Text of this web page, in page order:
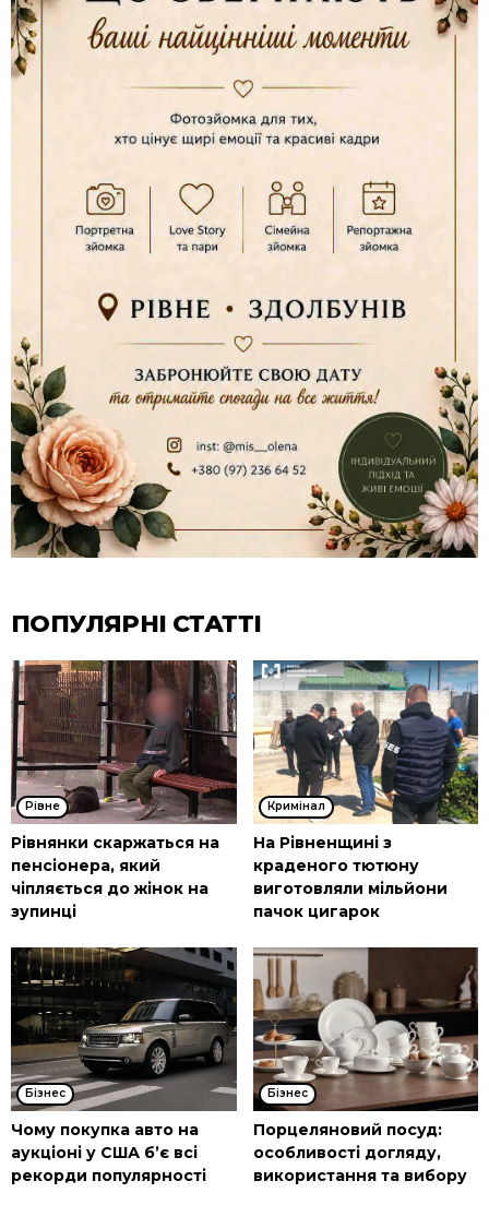
ПОПУЛЯРНІ СТАТТІ
Рівне
Рівнянки скаржаться на
пенсіонера, який
чіпляється до жінок на
зупинці
Кримінал
На Рівненщині з
краденого тютюну
виготовляли мільйони
пачок цигарок
Бізнес
Чому покупка авто на
аукціоні у США б’є всі
рекорди популярності
Бізнес
Порцеляновий посуд:
особливості догляду,
використання та вибору